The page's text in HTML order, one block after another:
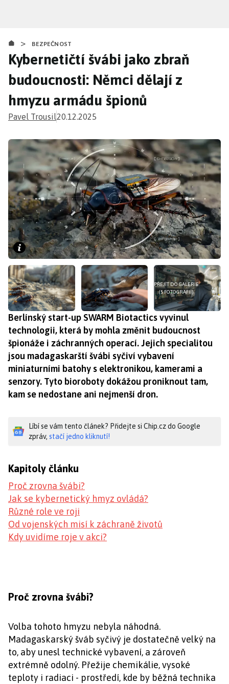
obsahu
> BEZPEČNOST
Kybernetičtí švábi jako zbraň
budoucnosti: Němci dělají z
hmyzu armádu špionů
Pavel Trousil20.12.2025
PŘEJÍT DO GALERIE
(5 FOTOGRAFIÍ)
Berlínský start-up SWARM Biotactics vyvinul
technologii, která by mohla změnit budoucnost
špionáže i záchranných operací. Jejich specialitou
jsou madagaskarští švábi syčiví vybavení
miniaturními batohy s elektronikou, kamerami a
senzory. Tyto bioroboty dokážou proniknout tam,
kam se nedostane ani nejmenší dron.
Líbí se vám tento článek? Přidejte si Chip.cz do Google
zpráv, stačí jedno kliknutí!
Kapitoly článku
Proč zrovna švábi?
Jak se kybernetický hmyz ovládá?
Různé role ve roji
Od vojenských misí k záchraně životů
Kdy uvidíme roje v akci?
Proč zrovna švábi?
Volba tohoto hmyzu nebyla náhodná.
Madagaskarský šváb syčivý je dostatečně velký na
to, aby unesl technické vybavení, a zároveň
extrémně odolný. Přežije chemikálie, vysoké
teploty i radiaci - prostředí, kde by běžná technika